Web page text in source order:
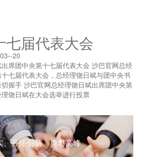
七届代表大会
20
席团中央第十七届代表大会 沙巴官网总经
七届代表大会，总经理饶日斌与团中央书
握手 沙巴官网总经理饶日斌出席团中央第
饶日斌在大会选举进行投票
、开拓创新、勇攀高峰